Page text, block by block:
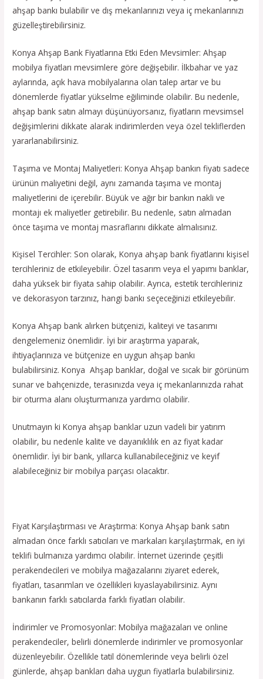
ahşap bankı bulabilir ve dış mekanlarınızı veya iç mekanlarınızı
güzelleştirebilirsiniz.
Konya Ahşap Bank Fiyatlarına Etki Eden Mevsimler: Ahşap
mobilya fiyatları mevsimlere göre değişebilir. İlkbahar ve yaz
aylarında, açık hava mobilyalarına olan talep artar ve bu
dönemlerde fiyatlar yükselme eğiliminde olabilir. Bu nedenle,
ahşap bank satın almayı düşünüyorsanız, fiyatların mevsimsel
değişimlerini dikkate alarak indirimlerden veya özel tekliflerden
yararlanabilirsiniz.
Taşıma ve Montaj Maliyetleri: Konya Ahşap bankın fiyatı sadece
ürünün maliyetini değil, aynı zamanda taşıma ve montaj
maliyetlerini de içerebilir. Büyük ve ağır bir bankın nakli ve
montajı ek maliyetler getirebilir. Bu nedenle, satın almadan
önce taşıma ve montaj masraflarını dikkate almalısınız.
Kişisel Tercihler: Son olarak, Konya ahşap bank fiyatlarını kişisel
tercihleriniz de etkileyebilir. Özel tasarım veya el yapımı banklar,
daha yüksek bir fiyata sahip olabilir. Ayrıca, estetik tercihleriniz
ve dekorasyon tarzınız, hangi bankı seçeceğinizi etkileyebilir.
Konya Ahşap bank alırken bütçenizi, kaliteyi ve tasarımı
dengelemeniz önemlidir. İyi bir araştırma yaparak,
ihtiyaçlarınıza ve bütçenize en uygun ahşap bankı
bulabilirsiniz. Konya Ahşap banklar, doğal ve sıcak bir görünüm
sunar ve bahçenizde, terasınızda veya iç mekanlarınızda rahat
bir oturma alanı oluşturmanıza yardımcı olabilir.
Unutmayın ki Konya ahşap banklar uzun vadeli bir yatırım
olabilir, bu nedenle kalite ve dayanıklılık en az fiyat kadar
önemlidir. İyi bir bank, yıllarca kullanabileceğiniz ve keyif
alabileceğiniz bir mobilya parçası olacaktır.
Fiyat Karşılaştırması ve Araştırma: Konya Ahşap bank satın
almadan önce farklı satıcıları ve markaları karşılaştırmak, en iyi
teklifi bulmanıza yardımcı olabilir. İnternet üzerinde çeşitli
perakendecileri ve mobilya mağazalarını ziyaret ederek,
fiyatları, tasarımları ve özellikleri kıyaslayabilirsiniz. Aynı
bankanın farklı satıcılarda farklı fiyatları olabilir.
İndirimler ve Promosyonlar: Mobilya mağazaları ve online
perakendeciler, belirli dönemlerde indirimler ve promosyonlar
düzenleyebilir. Özellikle tatil dönemlerinde veya belirli özel
günlerde, ahşap bankları daha uygun fiyatlarla bulabilirsiniz.